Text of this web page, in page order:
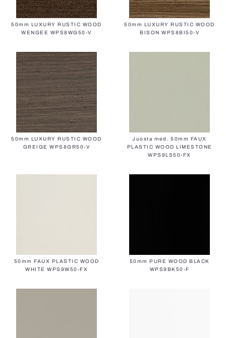
50mm LUXURY RUSTIC WOOD
WENGEE WPS8WG50-V
50mm LUXURY RUSTIC WOOD
BISON WPS8BI50-V
50mm LUXURY RUSTIC WOOD
GREIGE WPS8GR50-V
Juosta med. 50mm FAUX
PLASTIC WOOD LIMESTONE
WPS9LS50-FX
50mm FAUX PLASTIC WOOD
WHITE WPS9W50-FX
50mm PURE WOOD BLACK
WPS9BK50-F